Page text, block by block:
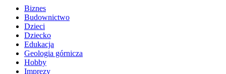
Biznes
Budownictwo
Dzieci
Dziecko
Edukacja
Geologia górnicza
Hobby
Imprezy